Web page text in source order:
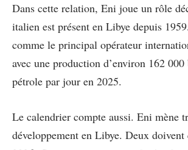
Dans cette relation, Eni joue un rôle
italien est présent en Libye depuis
comme le principal opérateur
avec une production d’environ 162
pétrole par jour en 2025.
Le calendrier compte aussi. Eni mène
développement en Libye. Deux doivent